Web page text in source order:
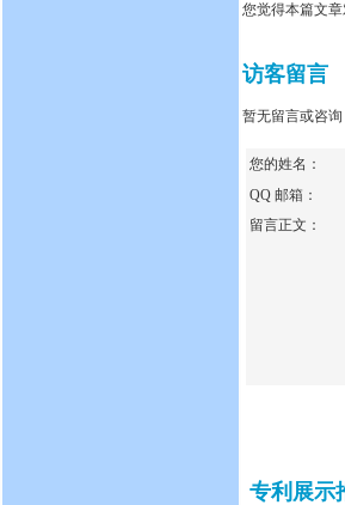
您觉得本篇文章
访客留言
暂无留言或咨询
您的姓名：
QQ 邮箱：
留言正文：
专利展示